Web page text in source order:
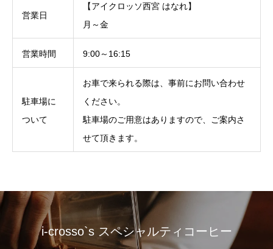
営業日
【アイクロッソ西宮 はなれ】
月～金
営業時間 9:00～16:15
駐車場に
ついて
お車で来られる際は、事前にお問い合わせ
ください。
駐車場のご用意はありますので、ご案内さ
せて頂きます。
i-crosso`s スペシャルティコーヒー